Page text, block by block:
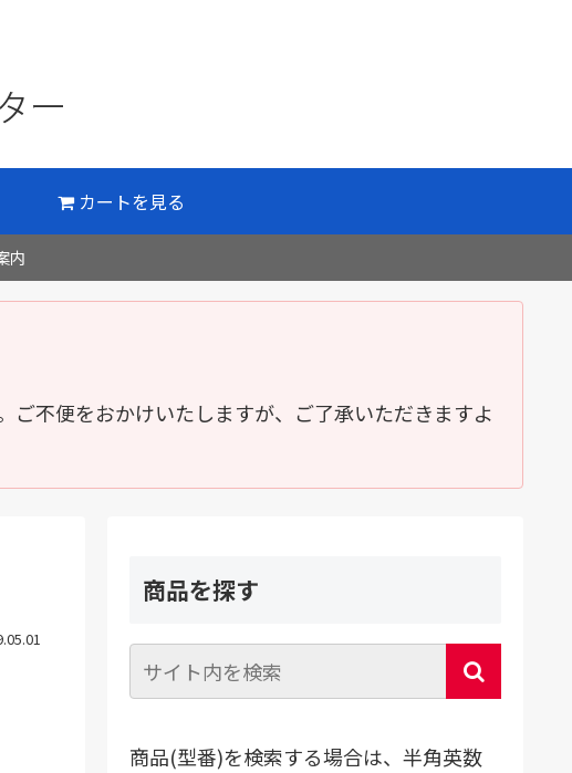
カートを見る
内
不便をおかけいたしますが、ご了承いただきますよ
商品を探す
商品(型番)を検索する場合は、半角英数